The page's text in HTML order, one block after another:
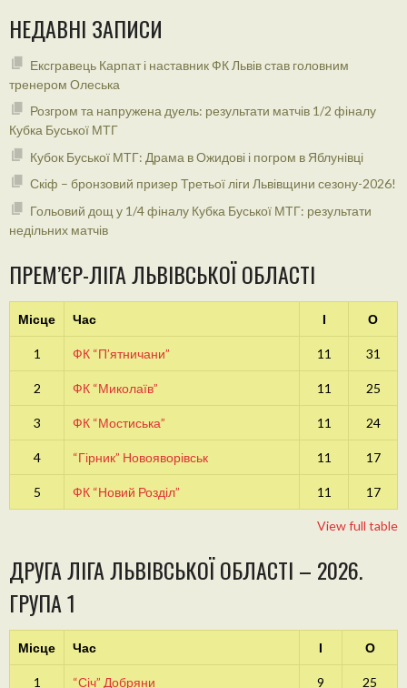
НЕДАВНІ ЗАПИСИ
Ексгравець Карпат і наставник ФК Львів став головним
тренером Олеська
Розгром та напружена дуель: результати матчів 1/2 фіналу
Кубка Буської МТГ
Кубок Буської МТГ: Драма в Ожидові і погром в Яблунівці
Скіф – бронзовий призер Третьої ліги Львівщини сезону-2026!
Гольовий дощ у 1/4 фіналу Кубка Буської МТГ: результати
недільних матчів
ПРЕМ’ЄР-ЛІГА ЛЬВІВСЬКОЇ ОБЛАСТІ
Місце Час І О
1 ФК “П’ятничани” 11 31
2 ФК “Миколаїв” 11 25
3 ФК “Мостиська” 11 24
4 “Гірник” Новояворівськ 11 17
5 ФК “Новий Розділ” 11 17
View full table
ДРУГА ЛІГА ЛЬВІВСЬКОЇ ОБЛАСТІ – 2026.
ГРУПА 1
Місце Час І О
1 “Січ” Добряни 9 25